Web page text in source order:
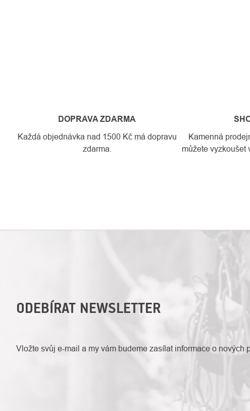
DOPRAVA ZDARMA
Každá objednávka nad 1500 Kč má dopravu
zdarma.
Kamenná
můžete vyzkoušet
ODEBÍRAT NEWSLETTER
Vložte svůj e-mail a my vám budeme zasílat informace o nových